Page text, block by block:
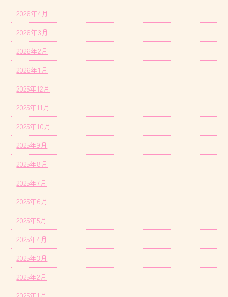
2026年4月
2026年3月
2026年2月
2026年1月
2025年12月
2025年11月
2025年10月
2025年9月
2025年8月
2025年7月
2025年6月
2025年5月
2025年4月
2025年3月
2025年2月